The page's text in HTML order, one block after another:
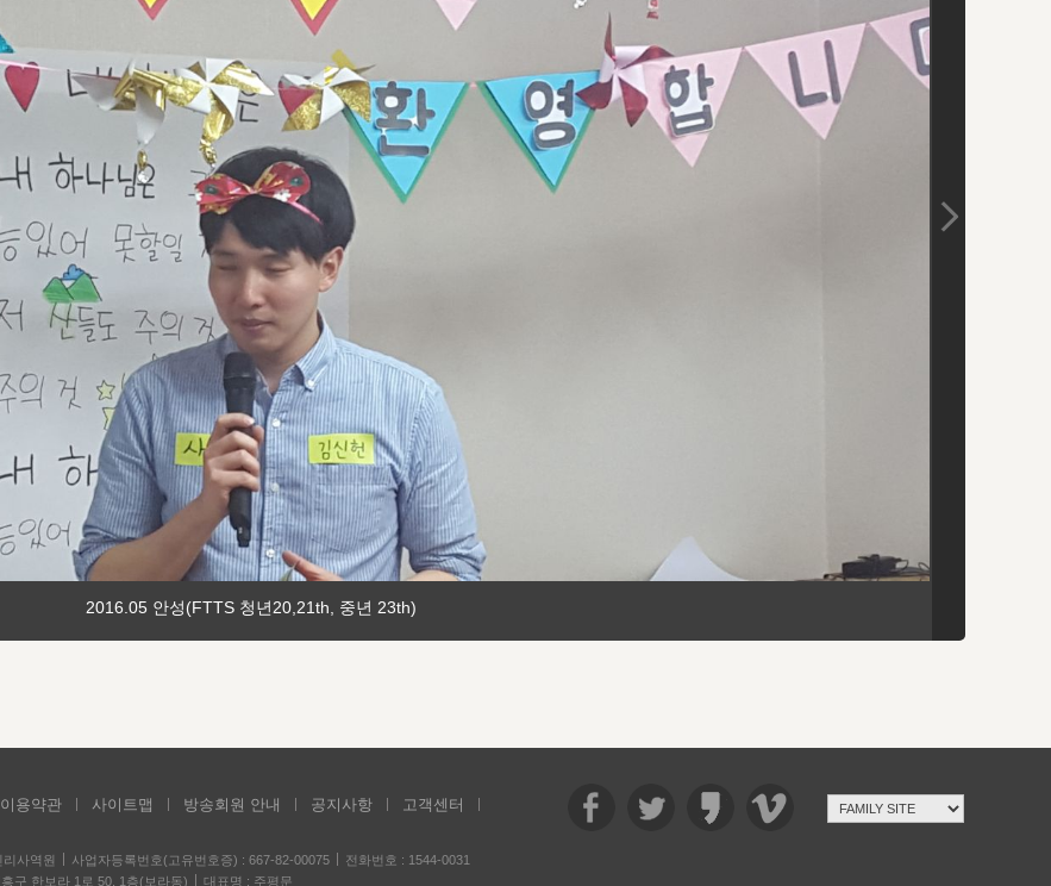
2016.05 안성(FTTS 청년20,21th, 중년 23th)
이용약관 사이트맵 방송회원 안내 공지사항
고객센터
사역원 사업자등록번호(고유번호증) : 667-82-00075
전화번호 : 1544-0031
구 한보라 1로 50, 1층(보라동)
대표명 : 주평문